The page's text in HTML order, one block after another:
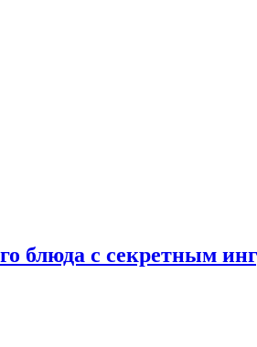
блюда с секретным